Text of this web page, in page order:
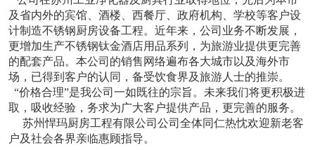
及省内外的宾馆、酒楼、西餐厅、政府机构、学校等客户设
计制造不锈钢厨房设备工程。近年来，公司业务不断发展，
更增加生产不锈钢钛金酒店用品系列，为旅游业提供更完善
的配套产品。本公司的销售网络遍布各大城市以及海外市
场，已得到客户的认同，备受饮食界及旅游人士的推崇。
“价格合理”是我公司一如既往的宗旨。未来我们将更积极进
取，吸收经验，务求为广大客户提供产品，更完善的服务。
苏州悍玛厨房工程有限公司公司全体同仁热忱欢迎新老客
户及社会各界亲临惠顾指导。